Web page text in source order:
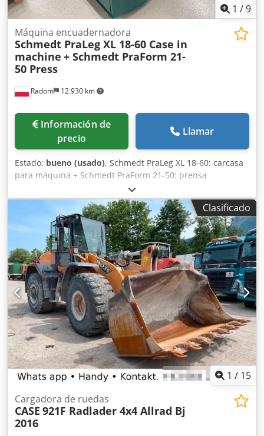
1 /9
Radom 12.930 km
Máquina encuadernadora
Schmedt PraLeg XL 18-60 Case in
machine + Schmedt PraForm 21-
50 Press
Información de
precio
Llamar
Estado: bueno (usado), Schmedt PraLeg XL 18-60: carcasa
para máquina + Schmedt PraForm 21-50: prensa
Fabricados en 2022. Schmedt PraLeg XL 18-60: máquina
para encuadernar libros Máquina en buen estado, lista
para su funcionamiento. La máquina sujeta un bloque de
hojas para encuadernar en una cubierta preparada. Dos
aplicadores de adhesivo, con ajuste suave del grosor del
adhesivo. Formato: Altura del bloque: 80 – 450 mm Ancho
del bloque: 110 – 450 mm Grosor del bloque: 2 – 80 mm
Tasa de producción: aproximadamente 200 – 300
unidades/hora Alimentación eléctrica: 230 V Peso: 300 kg
Fabricado en Alemania. Schmedt PraForm 21-50: prensa
para libros Prensa para libros con cortador de ranuras.
Fabricado por Schmedt, Alemania. La máquina está en
muy buenas condiciones y lista para la producción.
Especificaciones técnicas: Formato máximo: 420 x 520 x 100
mm Peso: 220 kg Dwedpezdazbefx Afxja Alimentación
eléctrica: 230 V + aire comprimido. El precio es por un
conjunto de dos máquinas.
Clasificado
1 / 15
Cargadora de ruedas
CASE 921F Radlader 4x4 Allrad Bj
2016